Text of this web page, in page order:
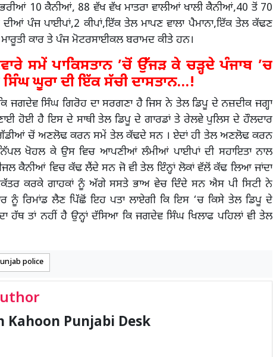
10 ਕੈਨੀਆਂ, 88 ਵੱਖ ਵੱਖ ਮਾਤਰਾ ਵਾਲੀਆਂ ਖਾਲੀ ਕੈਨੀਆਂ,40 ਤੋਂ 70
ਪੰਜ ਪਾਈਪਾਂ,2 ਕੀਪਾਂ,ਇੱਕ ਤੇਲ ਮਾਪਣ ਵਾਲਾ ਪੈਮਾਨਾ,ਇੱਕ ਤੇਲ ਕੱਢਣ
ਕਾਰ ਤੇ ਪੰਜ ਮੋਟਰਸਾਈਕਲ ਬਰਾਮਦ ਕੀਤੇ ਹਨ।
ਸਮੇਂ ਪਾਕਿਸਤਾਨ ’ਚੋਂ ਉੱਜੜ ਕੇ ਚੜ੍ਹਦੇ ਪੰਜਾਬ ’ਚ
ਘੂਰਾ ਦੀ ਇੱਕ ਸੱਚੀ ਦਾਸਤਾਨ…!
ਜਗਦੇਵ ਸਿੰਘ ਗਿਰੋਹ ਦਾ ਸਰਗਣਾ ਹੈ ਜਿਸ ਨੇ ਤੇਲ ਡਿਪੂ ਦੇ ਨਜ਼ਦੀਕ ਜਗ੍ਹਾ
ਹੋਈ ਹੈ ਇਸ ਦੇ ਸਾਥੀ ਤੇਲ ਡਿਪੂ ਦੇ ਗਾਰਡਾਂ ਤੇ ਰੇਲਵੇ ਪੁਲਿਸ ਦੇ ਹੌਲਦਾਰ
ਚੋਂ ਅਣਲੋਢ ਕਰਨ ਸਮੇਂ ਤੇਲ ਕੱਢਦੇ ਸਨ । ਏਦਾਂ ਹੀ ਤੇਲ ਅਣਲੋਢ ਕਰਨ
ਖੋਹਲ ਕੇ ਉਸ ਵਿਚ ਆਪਣੀਆਂ ਲੰਮੀਆਂ ਪਾਈਪਾਂ ਦੀ ਸਹਾਇਤਾ ਨਾਲ
ਕੈਨੀਆਂ ਵਿਚ ਕੱਢ ਲੈਂਦੇ ਸਨ ਜੋ ਵੀ ਤੇਲ ਇੰਨ੍ਹਾਂ ਲੋਕਾਂ ਵੱਲੋਂ ਕੱਢ ਲਿਆ ਜਾਂਦਾ
ਕਰਕੇ ਗਾਹਕਾਂ ਨੂੰ ਅੱਗੇ ਸਸਤੇ ਭਾਅ ਵੇਚ ਦਿੰਦੇ ਸਨ ਐਸ ਪੀ ਸਿਟੀ ਨੇ
ਨੂੰ ਰਿਮਾਂਡ ਲੈਣ ਪਿੱਛੋਂ ਇਹ ਪਤਾ ਲਾਏਗੀ ਕਿ ਇਸ ‘ਚ ਕਿਸੇ ਤੇਲ ਡਿਪੂ ਦੇ
ਹੱਥ ਤਾਂ ਨਹੀਂ ਹੈ ਉਨ੍ਹਾਂ ਦੱਸਿਆ ਕਿ ਜਗਦੇਵ ਸਿੰਘ ਖਿਲਾਫ ਪਹਿਲਾਂ ਵੀ ਤੇਲ
police
Kahoon Punjabi Desk